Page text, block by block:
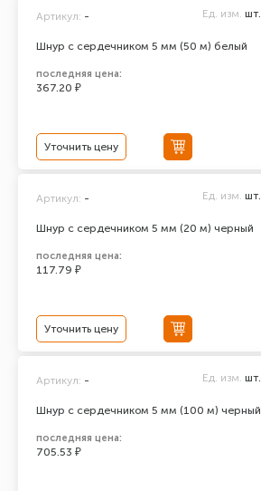
Шнур с сердечником 5 мм (50 м) белый
Артикул: - Ед. изм. шт.
последняя цена:
367.20 ₽
Уточнить цену
Шнур с сердечником 5 мм (20 м) черный
Артикул: - Ед. изм. шт.
последняя цена:
117.79 ₽
Уточнить цену
Шнур с сердечником 5 мм (100 м) черный
Артикул: - Ед. изм. шт.
последняя цена:
705.53 ₽